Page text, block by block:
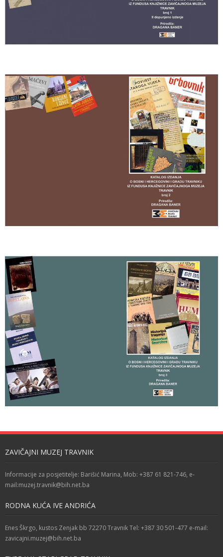
ZAVIČAJNI MUZEJ TRAVNIK
Informacije za posjetitelje: Barišić Marina, Mob: +387 61 821-746, e-
mail:muzej.travnik@bih.net.ba
RODNA KUĆA IVE ANDRIĆA
Enes Škrgo, kustos Zenjak bb 72270 Travnik Tel: +387 30 501-477 e-mail:
zavicajni.muzej@bih.net.ba